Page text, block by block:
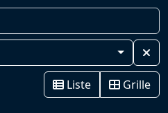
Liste Grille